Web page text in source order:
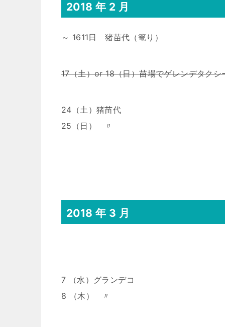
2018 年 2 月
～1611日 猪苗代（篭り）
17（土）or 18（日）苗場でゲレンデタクシ
24（土）猪苗代
25（日） 〃
2018 年 3 月
7 （水）グランデコ
8 （木） 〃